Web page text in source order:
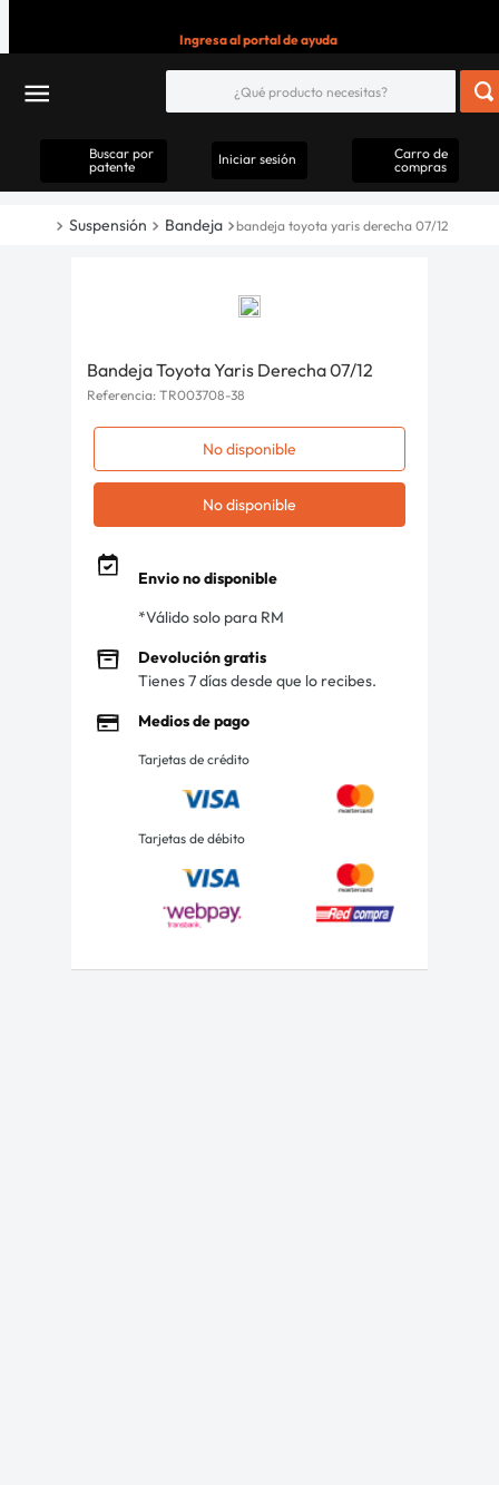
Ingresa al portal de ayuda
Buscar por
patente
Iniciar sesión
Carro de
compras
Suspensión Bandeja bandeja toyota yaris derecha 07/12
Bandeja Toyota Yaris Derecha 07/12
Referencia: TR003708-38
No disponible
No disponible
Envio no disponible
*Válido solo para RM
Devolución gratis
Tienes 7 días desde que lo recibes.
Medios de pago
Tarjetas de crédito
Tarjetas de débito